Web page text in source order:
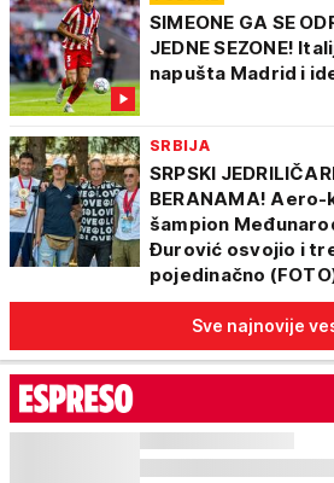
SIMEONE GA SE
JEDNE SEZONE!
napušta Madrid i
SRBIJA
SRPSKI
BERANAMA!
šampion
Đurović osvojio i
pojedinačno
Sve najnovije